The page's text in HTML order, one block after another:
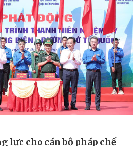
lực cho cán bộ pháp chế